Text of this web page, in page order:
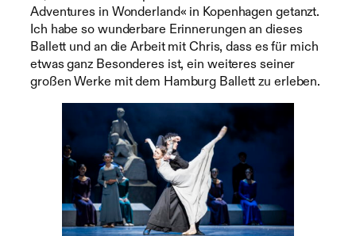
Adventures in Wonderland« in Kopenhagen getanzt.
Ich habe so wunderbare Erinnerungen an dieses
Ballett und an die Arbeit mit Chris, dass es für mich
etwas ganz Besonderes ist, ein weiteres seiner
großen Werke mit dem Hamburg Ballett zu erleben.